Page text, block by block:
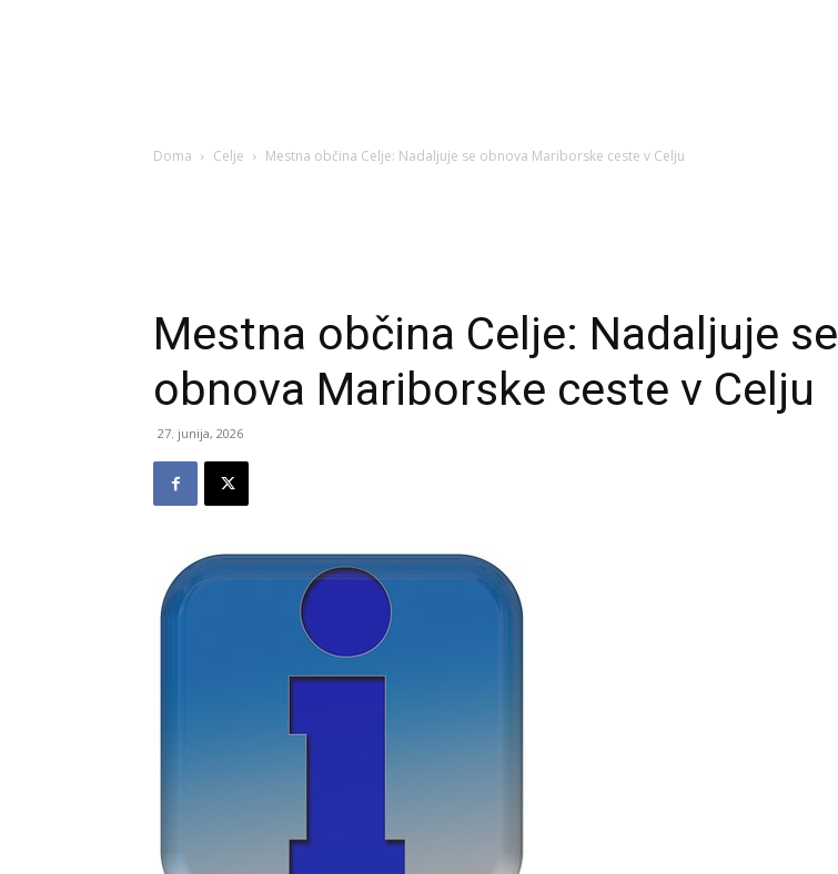
Doma Celje Mestna občina Celje: Nadaljuje se obnova Mariborske ceste v Celju
Mestna občina Celje: Nadaljuje se
obnova Mariborske ceste v Celju
27. junija, 2026